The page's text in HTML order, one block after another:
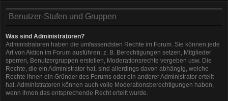
Benutzer-Stufen und Gruppen
Was sind Administratoren?
Administratoren haben die umfassendsten Rechte im Forum. Sie können jede
Art von Aktion im Forum ausführen; z. B. Berechtigungen setzen, Mitglieder
sperren, Benutzergruppen erstellen, Moderationsrechte vergeben usw. Die
Rechte, die ein Administrator hat, sind allerdings davon abhängig, welche
Rechte ihnen ein Gründer des Forums oder ein anderer Administrator erteilt
hat. Administratoren können auch volle Moderationsberechtigungen haben,
wenn ihnen das entsprechende Recht erteilt wurde.